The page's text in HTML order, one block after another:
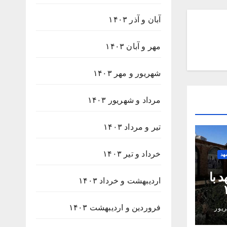
با
آبان و آذر ۱۴۰۳
مهر و آبان ۱۴۰۳
شهریور و مهر ۱۴۰۳
مرداد و شهریور ۱۴۰۳
تیر و مرداد ۱۴۰۳
خرداد و تیر ۱۴۰۳
اردیبهشت و خرداد ۱۴۰۳
فروردین و اردیبهشت ۱۴۰۳